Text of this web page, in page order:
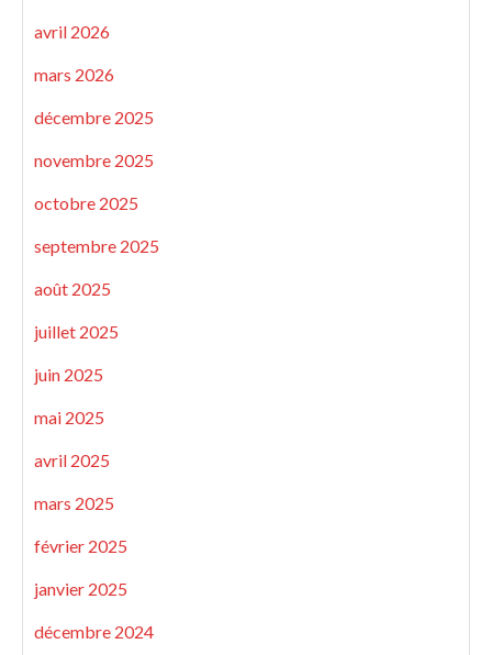
avril 2026
mars 2026
décembre 2025
novembre 2025
octobre 2025
septembre 2025
août 2025
juillet 2025
juin 2025
mai 2025
avril 2025
mars 2025
février 2025
janvier 2025
décembre 2024